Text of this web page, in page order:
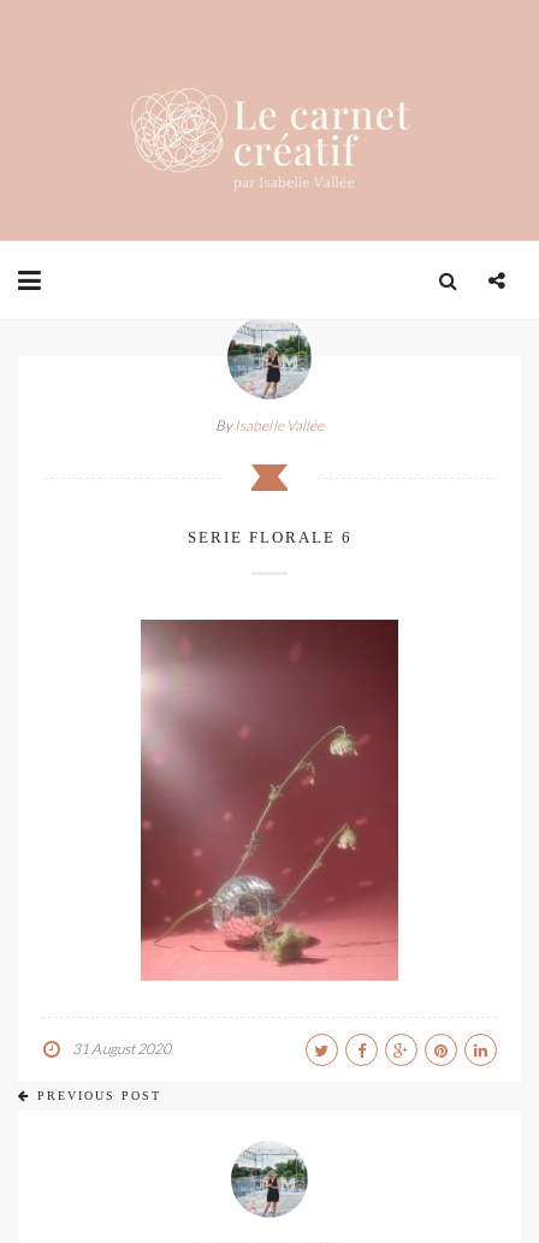
ByIsabelle Vallée
SERIE FLORALE 6
31 August 2020
PREVIOUS POST